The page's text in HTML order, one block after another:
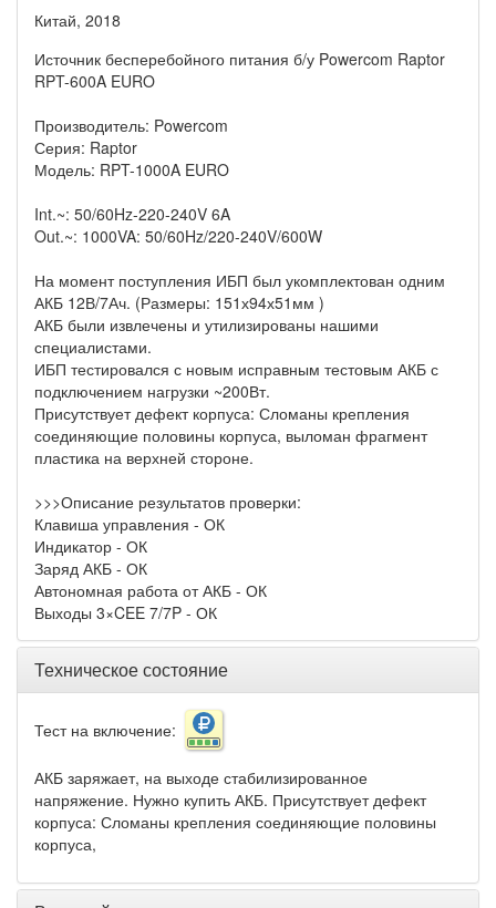
Китай, 2018
Источник бесперебойного питания б/у Powercom Raptor
RPT-600A EURO
Производитель: Powercom
Серия: Raptor
Модель: RPT-1000A EURO
Int.~: 50/60Hz-220-240V 6A
Out.~: 1000VA: 50/60Hz/220-240V/600W
На момент поступления ИБП был укомплектован одним
АКБ 12В/7Ач. (Размеры: 151х94х51мм )
АКБ были извлечены и утилизированы нашими
специалистами.
ИБП тестировался с новым исправным тестовым АКБ с
подключением нагрузки ~200Вт.
Присутствует дефект корпуса: Сломаны крепления
соединяющие половины корпуса, выломан фрагмент
пластика на верхней стороне.
>>>Описание результатов проверки:
Клавиша управления - ОК
Индикатор - ОК
Заряд АКБ - ОК
Автономная работа от АКБ - ОК
Выходы 3×CEE 7/7P - ОК
Техническое состояние
Тест на включение:
АКБ заряжает, на выходе стабилизированное
напряжение. Нужно купить АКБ. Присутствует дефект
корпуса: Сломаны крепления соединяющие половины
корпуса,